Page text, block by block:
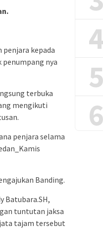
kepada
penumpang nya
terbuka
mengikuti
penjara selama
Banding.
Batubara.SH,
tuntutan jaksa
tajam tersebut
4
5
6